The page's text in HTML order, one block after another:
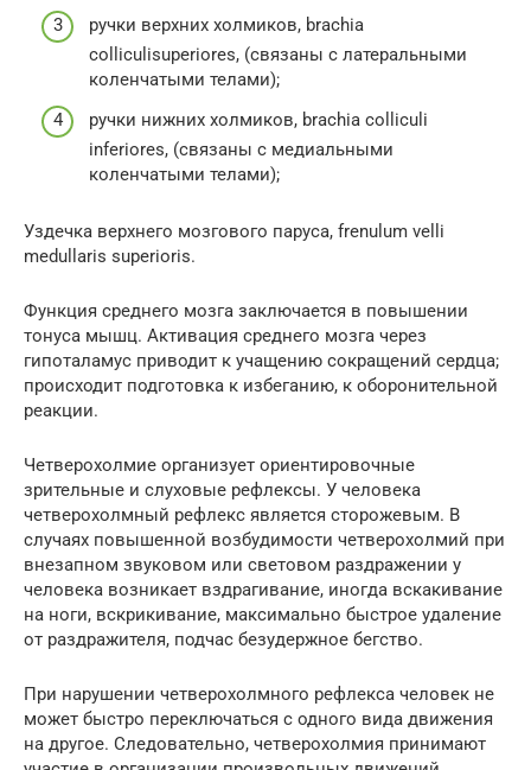
ручки верхних холмиков, brachia
colliculisuperiores, (связаны с латеральными
коленчатыми телами);
ручки нижних холмиков, brachia colliculi
inferiores, (связаны с медиальными
коленчатыми телами);
Уздечка верхнего мозгового паруса, frenulum velli
medullaris superioris.
Функция среднего мозга заключается в повышении
тонуса мышц. Активация среднего мозга через
гипоталамус приводит к учащению сокращений сердца;
происходит подготовка к избеганию, к оборонительной
реакции.
Четверохолмие организует ориентировочные
зрительные и слуховые рефлексы. У человека
четверохолмный рефлекс является сторожевым. В
случаях повышенной возбудимости четверохолмий при
внезапном звуковом или световом раздражении у
человека возникает вздрагивание, иногда вскакивание
на ноги, вскрикивание, максимально быстрое удаление
от раздражителя, подчас безудержное бегство.
При нарушении четверохолмного рефлекса человек не
может быстро переключаться с одного вида движения
на другое. Следовательно, четверохолмия принимают